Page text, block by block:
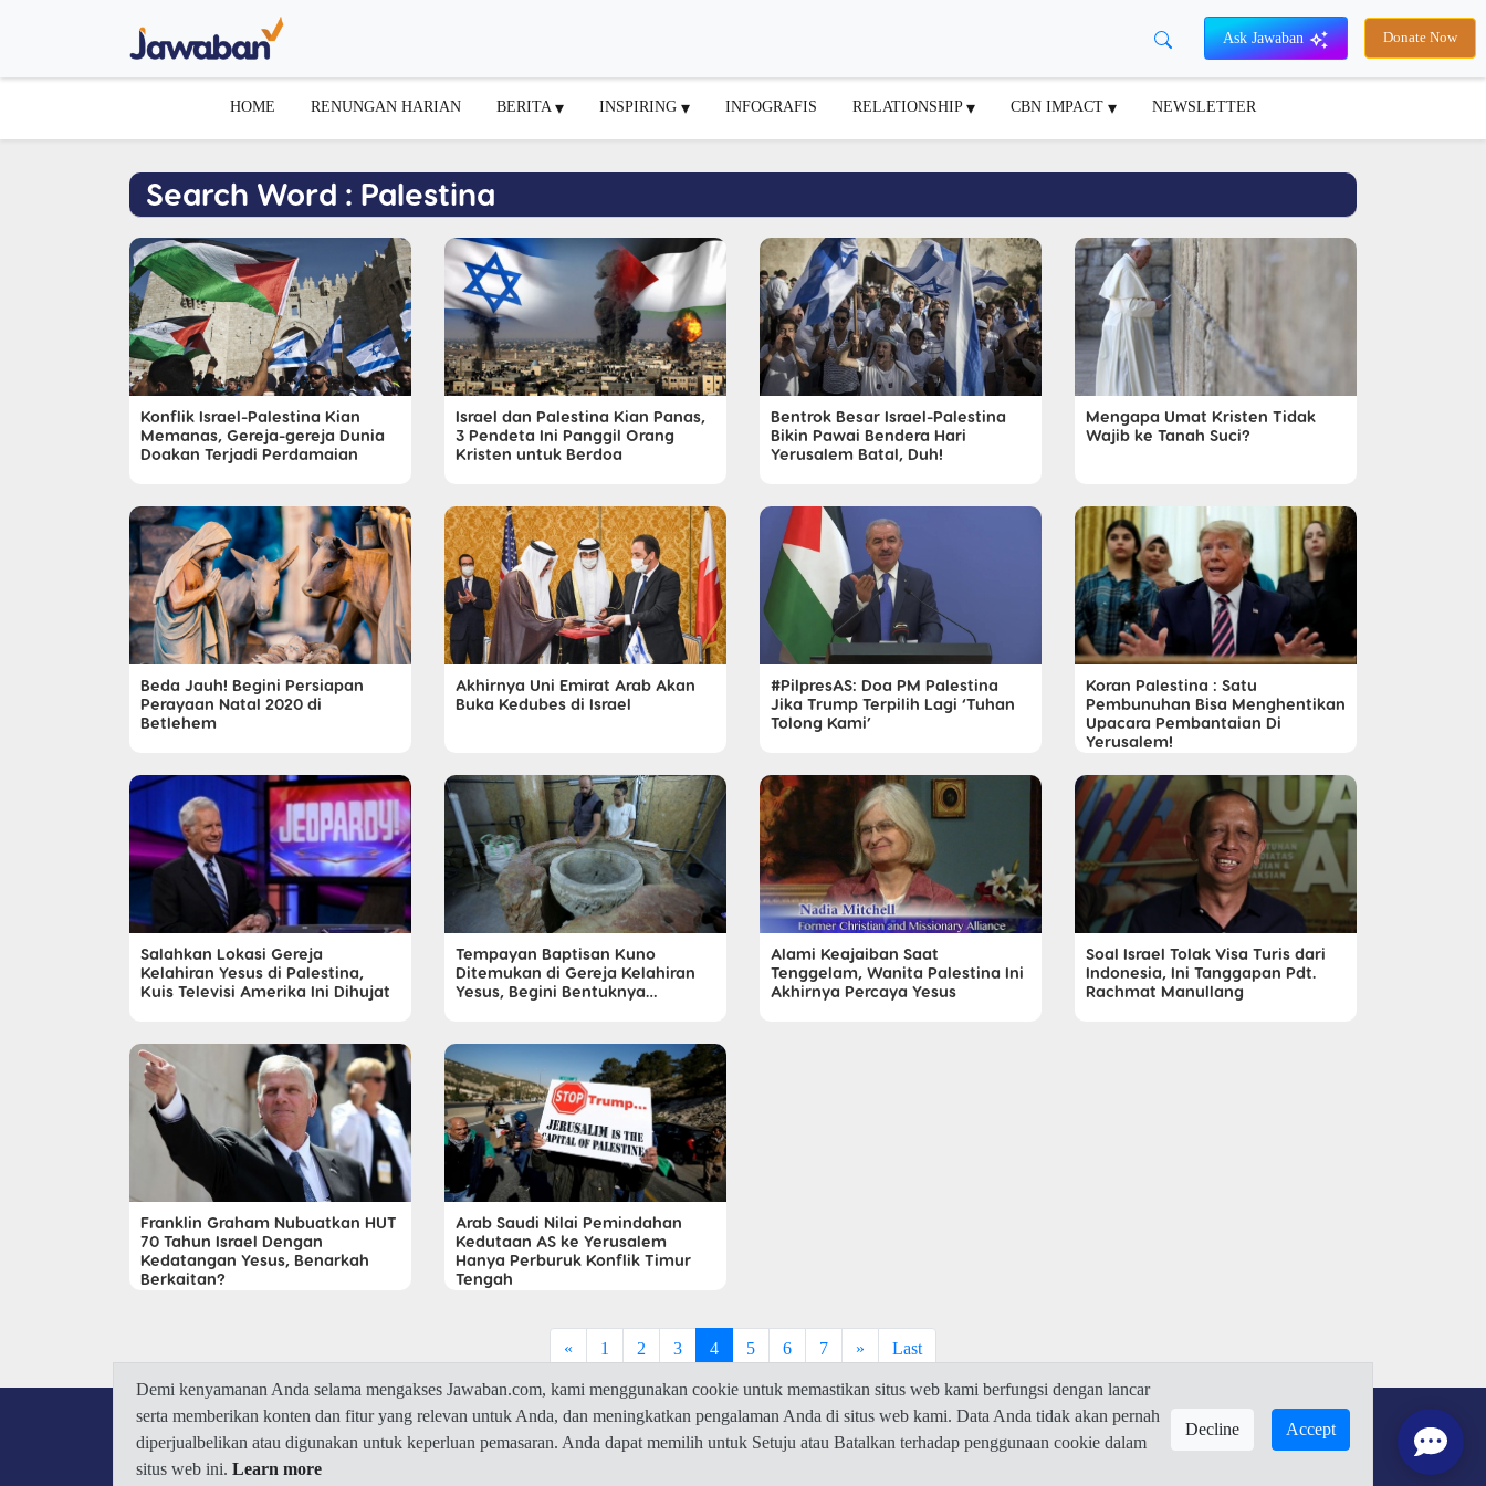
Ask Jawaban Donate Now
HOME RENUNGAN HARIAN BERITA INSPIRING INFOGRAFIS RELATIONSHIP CBN IMPACT NEWSLETTER
Search Word : Palestina
Konflik Israel-Palestina Kian
Memanas, Gereja-gereja Dunia
Doakan Terjadi Perdamaian
Israel dan Palestina Kian Panas,
3 Pendeta Ini Panggil Orang
Kristen untuk Berdoa
Bentrok Besar Israel-Palestina
Bikin Pawai Bendera Hari
Yerusalem Batal, Duh!
Mengapa Umat Kristen Tidak
Wajib ke Tanah Suci?
Beda Jauh! Begini Persiapan
Perayaan Natal 2020 di
Betlehem
Akhirnya Uni Emirat Arab Akan
Buka Kedubes di Israel
#PilpresAS: Doa PM Palestina
Jika Trump Terpilih Lagi ‘Tuhan
Tolong Kami’
Koran Palestina : Satu
Pembunuhan Bisa Menghentikan
Upacara Pembantaian Di
Yerusalem!
Salahkan Lokasi Gereja
Kelahiran Yesus di Palestina,
Kuis Televisi Amerika Ini Dihujat
Tempayan Baptisan Kuno
Ditemukan di Gereja Kelahiran
Yesus, Begini Bentuknya…
Alami Keajaiban Saat
Tenggelam, Wanita Palestina Ini
Akhirnya Percaya Yesus
Soal Israel Tolak Visa Turis dari
Indonesia, Ini Tanggapan Pdt.
Rachmat Manullang
Franklin Graham Nubuatkan HUT
70 Tahun Israel Dengan
Kedatangan Yesus, Benarkah
Berkaitan?
Arab Saudi Nilai Pemindahan
Kedutaan AS ke Yerusalem
Hanya Perburuk Konflik Timur
Tengah
« 1 2 3 4 5 6 7 » Last
Demi kenyamanan Anda selama mengakses Jawaban.com, kami menggunakan cookie untuk memastikan situs web kami berfungsi dengan lancar
serta memberikan konten dan fitur yang relevan untuk Anda, dan meningkatkan pengalaman Anda di situs web kami. Data Anda tidak akan pernah
diperjualbelikan atau digunakan untuk keperluan pemasaran. Anda dapat memilih untuk Setuju atau Batalkan terhadap penggunaan cookie dalam
situs web ini. Learn more
Decline Accept
© 2026 Jawaban.com -Privacy Policy